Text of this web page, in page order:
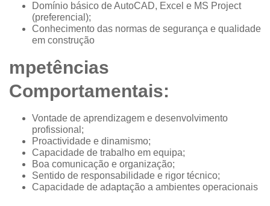
Domínio básico de AutoCAD, Excel e MS Project
(preferencial);
Conhecimento das normas de segurança e qualidade
em construção
mpetências
Comportamentais:
Vontade de aprendizagem e desenvolvimento
profissional;
Proactividade e dinamismo;
Capacidade de trabalho em equipa;
Boa comunicação e organização;
Sentido de responsabilidade e rigor técnico;
Capacidade de adaptação a ambientes operacionais